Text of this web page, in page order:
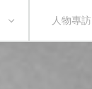
人物專訪